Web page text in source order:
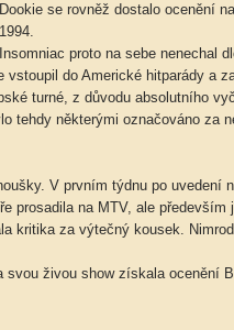
Dookie se rovněž dostalo ocenění
1994.
Insomniac proto na sebe nenechal
do Americké hitparády a
turné, z důvodu absolutního
tehdy některými označováno za
V prvním týdnu po uvedení
prosadila na MTV, ale především
kritika za výtečný kousek.
živou show získala ocenění